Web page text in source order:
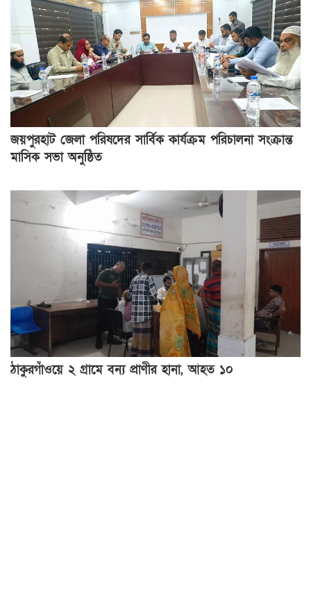
জয়পুরহাট জেলা পরিষদের সার্বিক কার্যক্রম পরিচালনা সংক্রান্ত
মাসিক সভা অনুষ্ঠিত
ঠাকুরগাঁওয়ে ২ গ্রামে বন্য প্রাণীর হানা, আহত ১০